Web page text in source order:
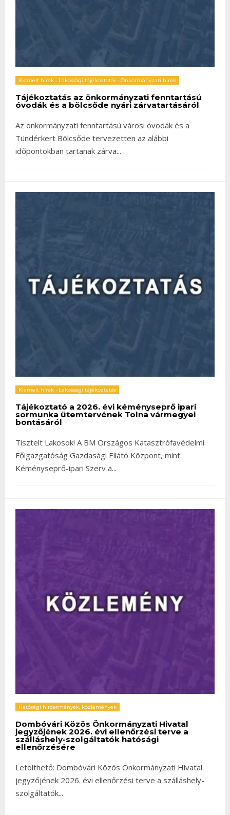
Kiemelt hírek • Lakossági tájékoztatás • Önkormányzati hírek
Tájékoztatás az önkormányzati fenntartású
óvodák és a bölcsőde nyári zárvatartásáról
Az önkormányzati fenntartású városi óvodák és a
Tündérkert Bölcsőde tervezetten az alábbi
időpontokban tartanak zárva...
Kiemelt hírek • Lakossági tájékoztatás
Tájékoztató a 2026. évi kéményseprő ipari
sormunka ütemtervének Tolna vármegyei
bontásáról
Tisztelt Lakosok! A BM Országos Katasztrófavédelmi
Főigazgatóság Gazdasági Ellátó Központ, mint
Kéményseprő-ipari Szerv a...
Hatósági hirdetmények, közlemények
Dombóvári Közös Önkormányzati Hivatal
jegyzőjének 2026. évi ellenőrzési terve a
szálláshely-szolgáltatók hatósági
ellenőrzésére
Letölthető: Dombóvári Közös Önkormányzati Hivatal
jegyzőjének 2026. évi ellenőrzési terve a szálláshely-
szolgáltatók...